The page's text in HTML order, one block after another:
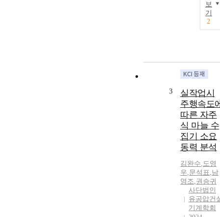
보
기
2
3
실작업시
주행속도
따른 자주
식 마늘 수
집기 소요
동력 분석
김완수,도영
우,문석표,남
영조,권승귀
사단법인
유공압건
기계학회